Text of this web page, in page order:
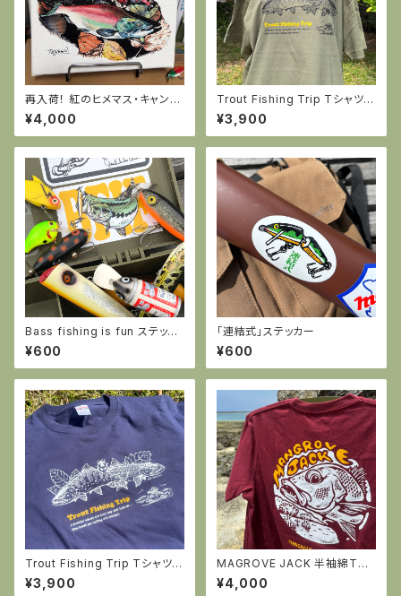
再入荷！ 紅のヒメマス・キャンバ
スアート
¥4,000
Trout Fishing Trip Tシャツ
（ライトオリーブ）※ラストMサイ
ズ1枚です。
¥3,900
Bass fishing is fun ステッカ
ー
¥600
「連結式」ステッカー
¥600
Trout Fishing Trip Tシャツ
（インディゴ）
¥3,900
MAGROVE JACK 半袖綿Tシ
ャツ・バーガンディー
¥4,000